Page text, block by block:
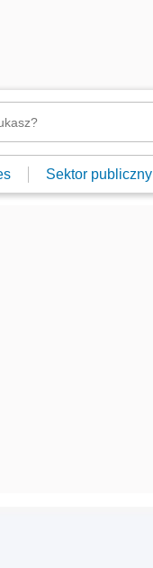
Sektor publiczny